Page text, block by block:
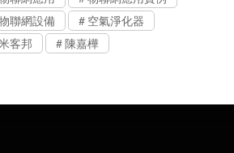
聯網設備
空氣淨化器
客邦 陳嘉樺